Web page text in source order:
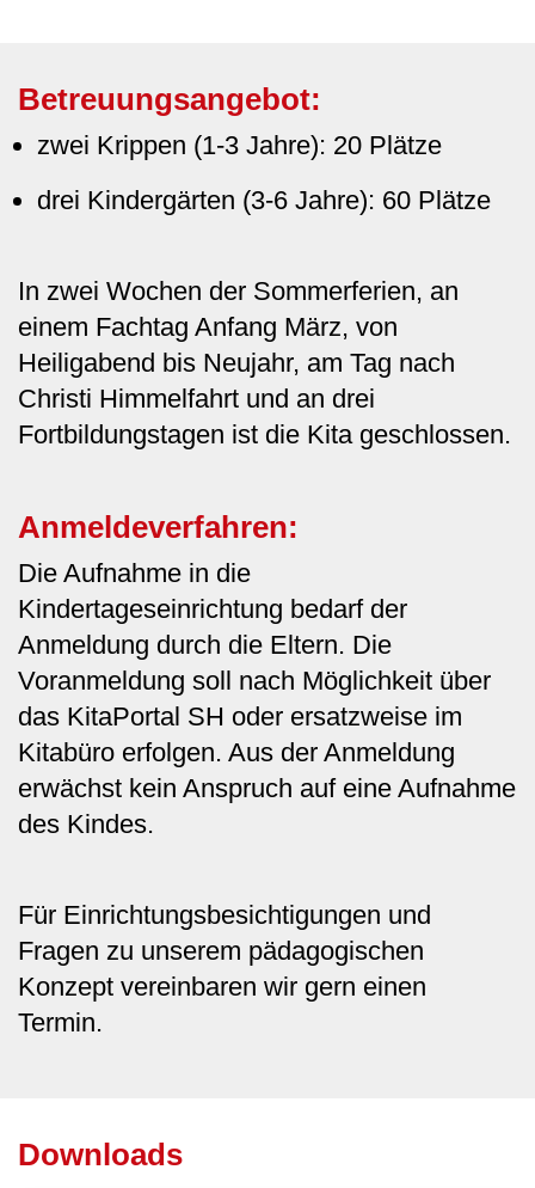
Betreuungsangebot:
zwei Krippen (1-3 Jahre): 20 Plätze
drei Kindergärten (3-6 Jahre): 60 Plätze
In zwei Wochen der Sommerferien, an
einem Fachtag Anfang März, von
Heiligabend bis Neujahr, am Tag nach
Christi Himmelfahrt und an drei
Fortbildungstagen ist die Kita geschlossen.
Anmeldeverfahren:
Die Aufnahme in die
Kindertageseinrichtung bedarf der
Anmeldung durch die Eltern. Die
Voranmeldung soll nach Möglichkeit über
das KitaPortal SH oder ersatzweise im
Kitabüro erfolgen. Aus der Anmeldung
erwächst kein Anspruch auf eine Aufnahme
des Kindes.
Für Einrichtungsbesichtigungen und
Fragen zu unserem pädagogischen
Konzept vereinbaren wir gern einen
Termin.
Downloads